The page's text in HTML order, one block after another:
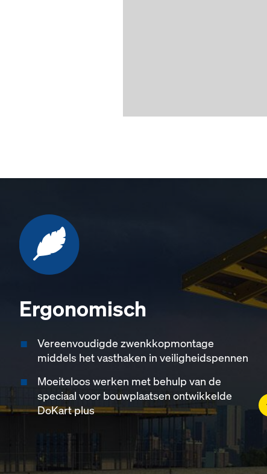
Ergonomisch
Vereenvoudigde zwenkkopmontage
middels het vasthaken in veiligheidspennen
Moeiteloos werken met behulp van de
speciaal voor bouwplaatsen ontwikkelde
DoKart plus